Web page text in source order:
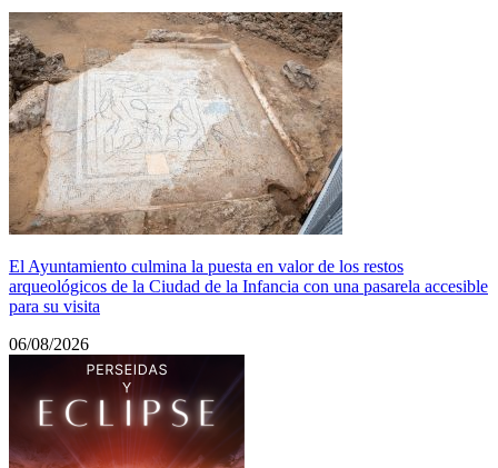
El Ayuntamiento culmina la puesta en valor de los restos
arqueológicos de la Ciudad de la Infancia con una pasarela accesible
para su visita
06/08/2026